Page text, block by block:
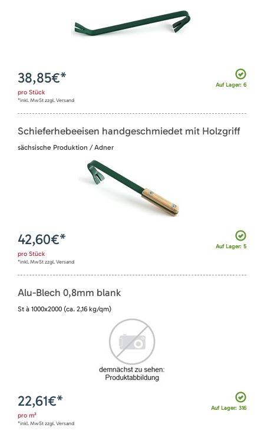
Auf Lager: 6
38,85€*
pro Stück
*inkl. MwSt zzgl. Versand
Schieferhebeeisen handgeschmiedet mit Holzgriff
sächsische Produktion / Adner
Auf Lager: 5
42,60€*
pro Stück
*inkl. MwSt zzgl. Versand
Alu-Blech 0,8mm blank
St à 1000x2000 (ca. 2,16 kg/qm)
Auf Lager: 316
22,61€*
pro m²
*inkl. MwSt zzgl. Versand